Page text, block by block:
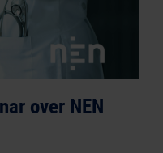
over NEN